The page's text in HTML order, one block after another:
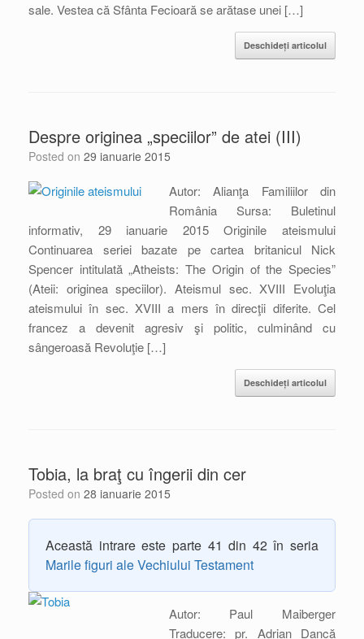
sale. Vestea că Sfânta Fecioară se arătase unei […]
Deschideți articolul
Despre originea „speciilor” de atei (III)
Posted on 29 ianuarie 2015
Autor: Alianţa Familiilor din
România Sursa: Buletinul
informativ, 29 ianuarie 2015 Originile ateismului
Continuarea seriei bazate pe cartea britanicul Nick
Spencer intitulată „Atheists: The Origin of the Species”
(Ateii: originea speciilor). Ateismul sec. XVIII Evoluţia
ateismului în sec. XVIII a mers în direcţii diferite. Cel
francez a devenit agresiv şi politic, culminând cu
sângeroasă Revoluţie […]
Deschideți articolul
Tobia, la braţ cu îngerii din cer
Posted on 28 ianuarie 2015
Această intrare este parte 41 din 42 în seria
Marile figuri ale Vechiului Testament
Autor: Paul Maiberger
Traducere: pr. Adrian Dancă